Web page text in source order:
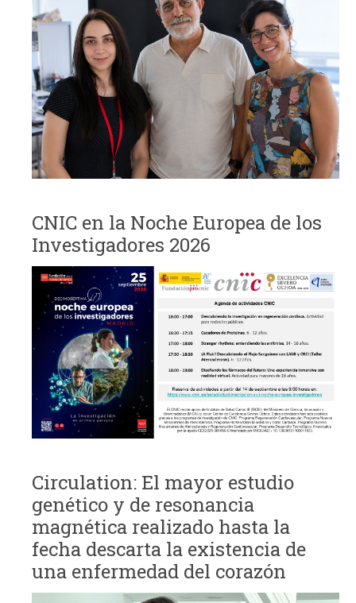
CNIC en la Noche Europea de los
Investigadores 2026
Circulation: El mayor estudio
genético y de resonancia
magnética realizado hasta la
fecha descarta la existencia de
una enfermedad del corazón